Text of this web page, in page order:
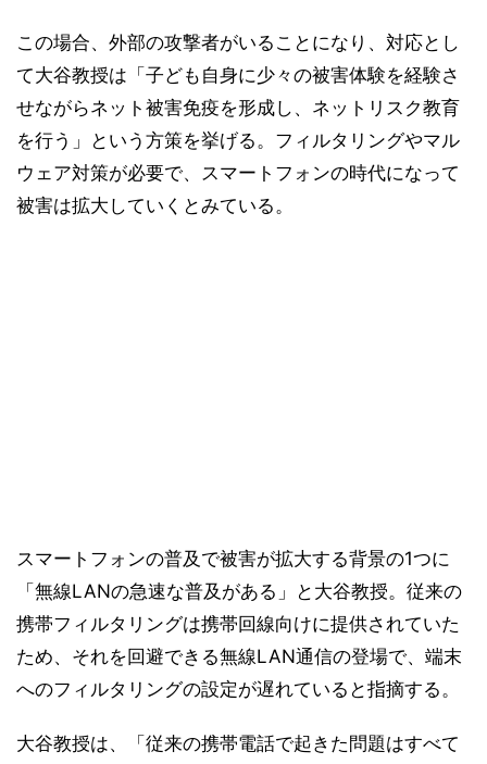
この場合、外部の攻撃者がいることになり、対応とし
て大谷教授は「子ども自身に少々の被害体験を経験さ
せながらネット被害免疫を形成し、ネットリスク教育
を行う」という方策を挙げる。フィルタリングやマル
ウェア対策が必要で、スマートフォンの時代になって
被害は拡大していくとみている。
スマートフォンの普及で被害が拡大する背景の1つに
「無線LANの急速な普及がある」と大谷教授。従来の
携帯フィルタリングは携帯回線向けに提供されていた
ため、それを回避できる無線LAN通信の登場で、端末
へのフィルタリングの設定が遅れていると指摘する。
大谷教授は、「従来の携帯電話で起きた問題はすべて